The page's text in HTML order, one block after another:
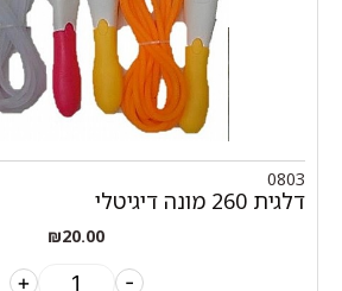
0803
דלגית 260 מונה דיגיטלי
₪20.00
-
+